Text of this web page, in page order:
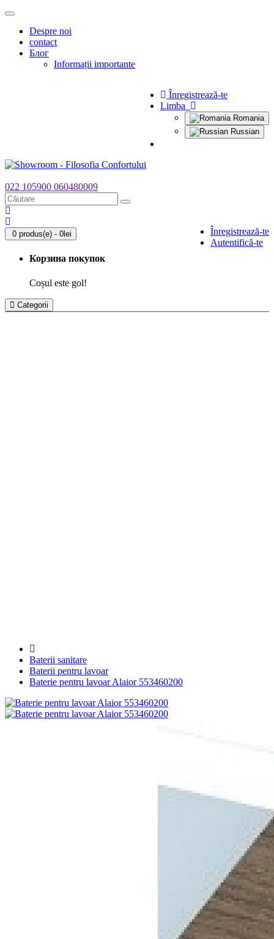
Toggle
navigationDespre noi
contact
Блог
Informații importante
Înregistrează-te
Limba
Romania
Russian
022 105900 060480009
Înregistrează-te
Autentifică-te
0 produs(e) - 0lei
Корзина покупок
Coșul este gol!
Categorii
Baterii sanitare
Baterii pentru lavoar
Baterie pentru lavoar Alaior 553460200